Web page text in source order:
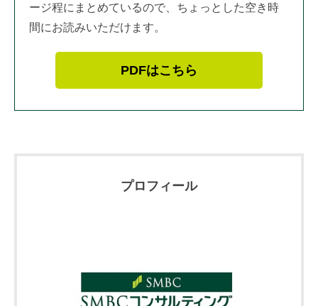
ージ程にまとめているので、ちょっとした空き時
間にお読みいただけます。
PDFはこちら
プロフィール